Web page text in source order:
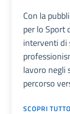
Con la
per lo Sport
interventi di
lavoro negli
percorso
SCOPRI TUTTO